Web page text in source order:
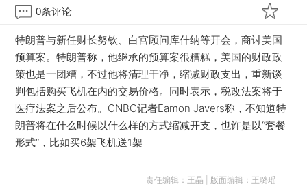
0条评论
特朗普与新任财长努钦、白宫顾问库什纳等开会，商讨美国
预算案。特朗普称，他继承的预算案很糟糕，美国的财政政
策也是一团糟，不过他将清理干净，缩减财政支出，重新谈
判包括购买飞机在内的交易价格。同时表示，税改法案将于
医疗法案之后公布。CNBC记者Eamon Javers称，不知道特
朗普将在什么时候以什么样的方式缩减开支，也许是以“套餐
形式”，比如买6架飞机送1架
责任编辑：王晶 | 版面编辑：王璐瑶